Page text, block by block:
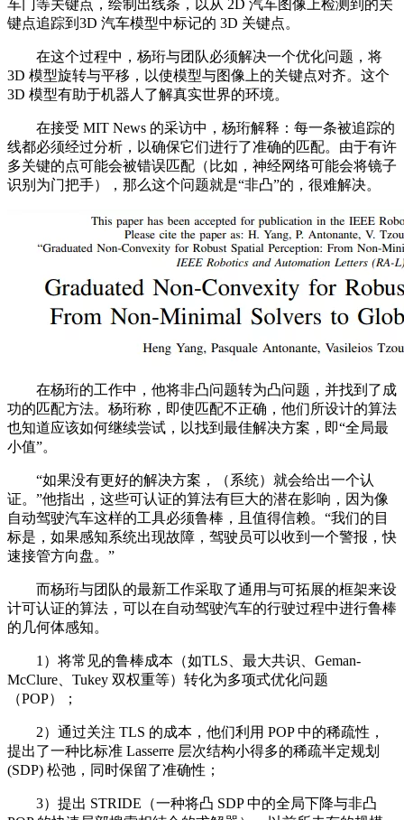
车门等关键点，绘制出线条，以从 2D 汽车图像上检测到的关
键点追踪到3D 汽车模型中标记的 3D 关键点。
在这个过程中，杨珩与团队必须解决一个优化问题，将
3D 模型旋转与平移，以使模型与图像上的关键点对齐。这个
3D 模型有助于机器人了解真实世界的环境。
在接受 MIT News 的采访中，杨珩解释：每一条被追踪的
线都必须经过分析，以确保它们进行了准确的匹配。由于有许
多关键的点可能会被错误匹配（比如，神经网络可能会将镜子
识别为门把手），那么这个问题就是“非凸”的，很难解决。
在杨珩的工作中，他将非凸问题转为凸问题，并找到了成
功的匹配方法。杨珩称，即使匹配不正确，他们所设计的算法
也知道应该如何继续尝试，以找到最佳解决方案，即“全局最
小值”。
“如果没有更好的解决方案，（系统）就会给出一个认
证。”他指出，这些可认证的算法有巨大的潜在影响，因为像
自动驾驶汽车这样的工具必须鲁棒，且值得信赖。“我们的目
标是，如果感知系统出现故障，驾驶员可以收到一个警报，快
速接管方向盘。”
而杨珩与团队的最新工作采取了通用与可拓展的框架来设
计可认证的算法，可以在自动驾驶汽车的行驶过程中进行鲁棒
的几何体感知。
1）将常见的鲁棒成本（如TLS、最大共识、Geman-
McClure、Tukey 双权重等）转化为多项式优化问题
（POP）；
2）通过关注 TLS 的成本，他们利用 POP 中的稀疏性，
提出了一种比标准 Lasserre 层次结构小得多的稀疏半定规划
(SDP) 松弛，同时保留了准确性；
3）提出 STRIDE（一种将凸 SDP 中的全局下降与非凸